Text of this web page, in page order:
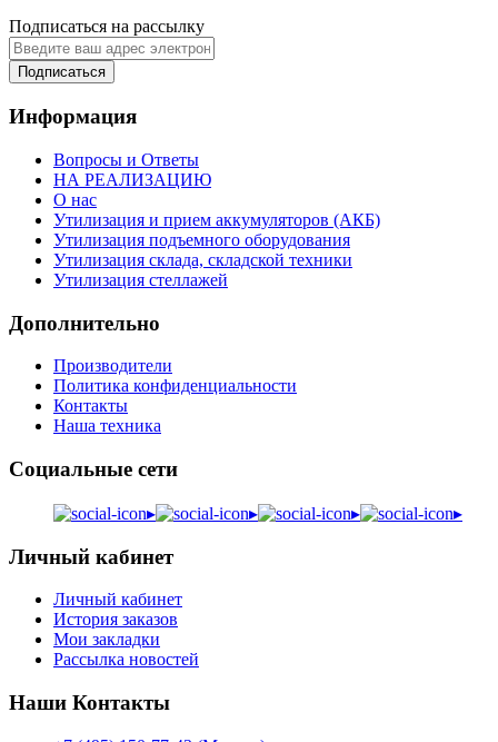
Подписаться на рассылку
Подписаться
Информация
Вопросы и Ответы
НА РЕАЛИЗАЦИЮ
О нас
Утилизация и прием аккумуляторов (АКБ)
Утилизация подъемного оборудования
Утилизация склада, складской техники
Утилизация стеллажей
Дополнительно
Производители
Политика конфиденциальности
Контакты
Наша техника
Социальные сети
▸ ▸ ▸ ▸
Личный кабинет
Личный кабинет
История заказов
Мои закладки
Рассылка новостей
Наши Контакты